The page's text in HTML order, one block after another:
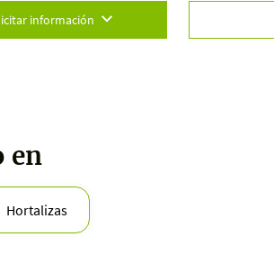
información
en
Hortalizas